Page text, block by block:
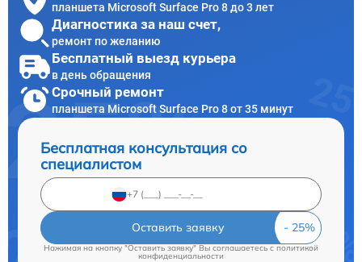
планшета Microsoft Surface Pro 8 до 3 лет
Диагностика за наш счет,
ремонт по желанию
Бесплатный выезд курьера
в день обращения
Срочный ремонт
планшета Microsoft Surface Pro 8 от 35 минут
Бесплатная консультация со
специалистом
Оставить заявку
Нажимая на кнопку "Оставить заявку" Вы соглашаетесь cполитикой
конфиденциальности